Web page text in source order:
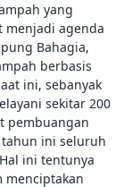
yang
agenda
Bahagia,
berbasis
ini, sebanyak
sekitar 200
pembuangan
tahun ini seluruh
ini tentunya
menciptakan